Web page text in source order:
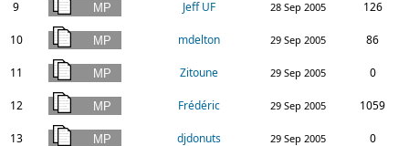
9 Jeff UF 28 Sep 2005 126
10 mdelton 29 Sep 2005 86
11 Zitoune 29 Sep 2005 0
12 Frédéric 29 Sep 2005 1059
13 djdonuts 29 Sep 2005 0